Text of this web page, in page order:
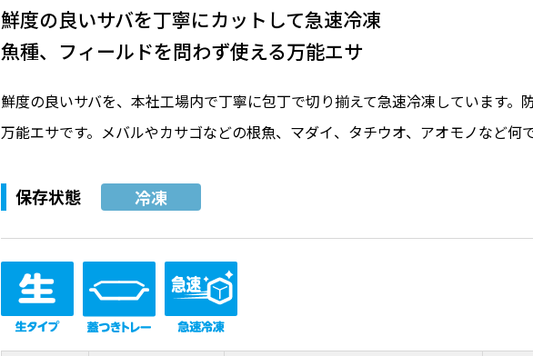
鮮度の良いサバを丁寧にカットして急速冷凍
魚種、フィールドを問わず使える万能エサ
鮮度の良いサバを、本社工場内で丁寧に包丁で切り揃えて急速冷凍しています。
万能エサです。メバルやカサゴなどの根魚、マダイ、タチウオ、アオモノなど何
保存状態 冷凍